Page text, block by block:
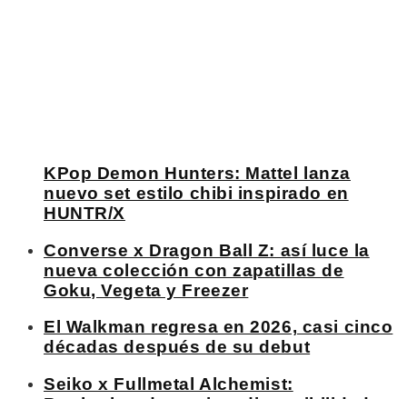
KPop Demon Hunters: Mattel lanza
nuevo set estilo chibi inspirado en
HUNTR/X
Converse x Dragon Ball Z: así luce la
nueva colección con zapatillas de
Goku, Vegeta y Freezer
El Walkman regresa en 2026, casi cinco
décadas después de su debut
Seiko x Fullmetal Alchemist: